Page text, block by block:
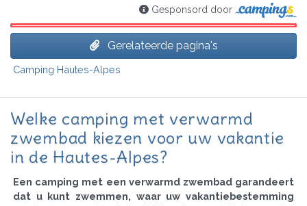
Gesponsord door
Gerelateerde pagina's
Camping Hautes-Alpes
Welke camping met verwarmd
zwembad kiezen voor uw vakantie
in de Hautes-Alpes?
Een camping met een verwarmd zwembad garandeert
dat u kunt zwemmen, waar uw vakantiebestemming